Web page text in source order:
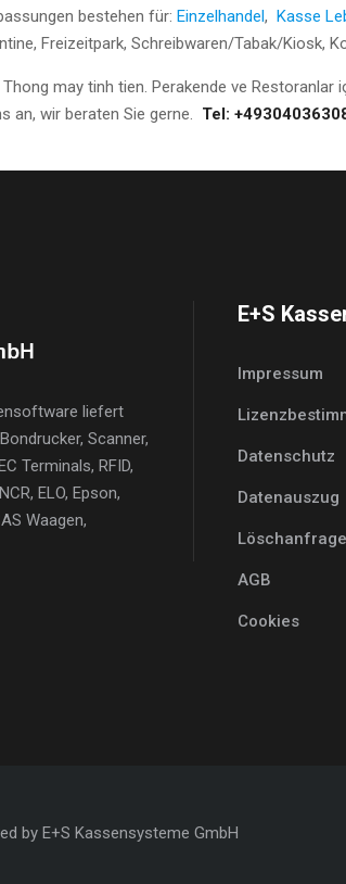
bestehen für: Einzelhandel, Kasse
Freizeitpark, Schreibwaren/Tabak/Kiosk,
may tinh tien. Perakende ve
an, wir beraten Sie gerne. Tel:
liefert
Scanner,
Terminals, RFID,
ELO, Epson,
Waagen,
E+S
Impressum
Datenschutz
Datenauszug
Löschanfrage
AGB
Cookies
by E+S Kassensysteme GmbH